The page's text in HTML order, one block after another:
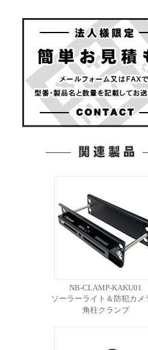
NB-CLAMP-KAKU01
ソーラーライト＆防犯カメ
角柱クランプ